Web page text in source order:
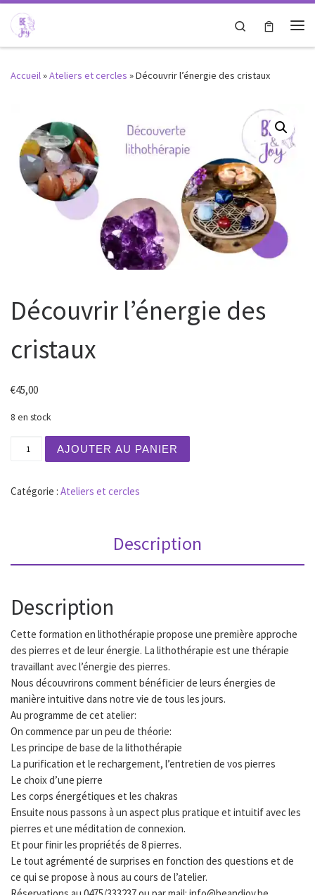
Passer au contenu
Search
Accueil»Ateliers et cercles »Découvrir l’énergie des cristaux
Découvrir l’énergie des
cristaux
€45,00
8 en stock
AJOUTER AU PANIER
Catégorie : Ateliers et cercles
Description
Description
Cette formation en lithothérapie propose une première approche
des pierres et de leur énergie. La lithothérapie est une thérapie
travaillant avec l’énergie des pierres.
Nous découvrirons comment bénéficier de leurs énergies de
manière intuitive dans notre vie de tous les jours.
Au programme de cet atelier:
On commence par un peu de théorie:
Les principe de base de la lithothérapie
La purification et le rechargement, l’entretien de vos pierres
Le choix d’une pierre
Les corps énergétiques et les chakras
Ensuite nous passons à un aspect plus pratique et intuitif avec les
pierres et une méditation de connexion.
Et pour finir les propriétés de 8 pierres.
Le tout agrémenté de surprises en fonction des questions et de
ce qui se propose à nous au cours de l’atelier.